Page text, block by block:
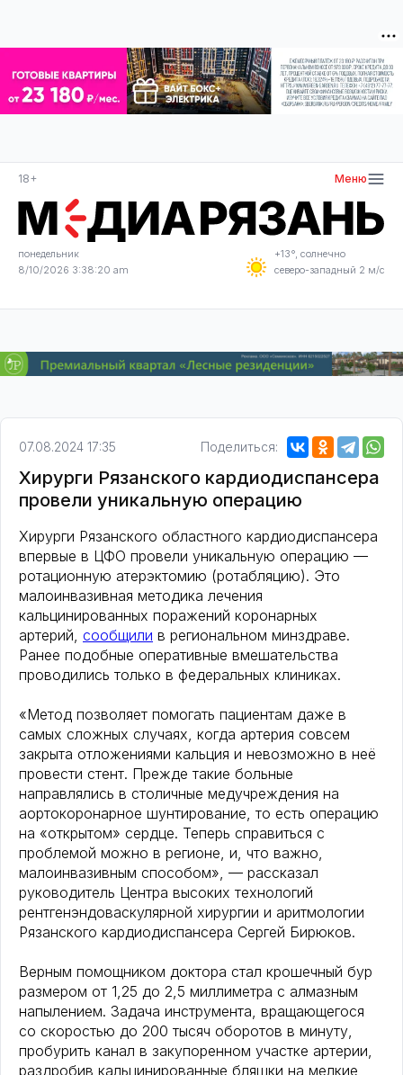
18+ Меню
понедельник
8/10/2026 3:38:20 am
+13°, солнечно
северо-западный 2 м/с
07.08.2024 17:35 Поделиться:
Хирурги Рязанского кардиодиспансера
провели уникальную операцию
Хирурги Рязанского областного кардиодиспансера
впервые в ЦФО провели уникальную операцию —
ротационную атерэктомию (ротабляцию). Это
малоинвазивная методика лечения
кальцинированных поражений коронарных
артерий, сообщили в региональном минздраве.
Ранее подобные оперативные вмешательства
проводились только в федеральных клиниках.
«Метод позволяет помогать пациентам даже в
самых сложных случаях, когда артерия совсем
закрыта отложениями кальция и невозможно в неё
провести стент. Прежде такие больные
направлялись в столичные медучреждения на
аортокоронарное шунтирование, то есть операцию
на «открытом» сердце. Теперь справиться с
проблемой можно в регионе, и, что важно,
малоинвазивным способом», — рассказал
руководитель Центра высоких технологий
рентгенэндоваскулярной хирургии и аритмологии
Рязанского кардиодиспансера Сергей Бирюков.
Верным помощником доктора стал крошечный бур
размером от 1,25 до 2,5 миллиметра с алмазным
напылением. Задача инструмента, вращающегося
со скоростью до 200 тысяч оборотов в минуту,
пробурить канал в закупоренном участке артерии,
раздробив кальцинированные бляшки на мелкие